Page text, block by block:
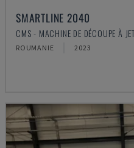
SMARTLINE 2040
CMS - MACHINE DE DÉCOUPE À
ROUMANIE 2023